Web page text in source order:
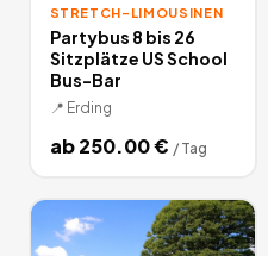
STRETCH-LIMOUSINEN
Partybus 8 bis 26
Sitzplätze US School
Bus-Bar
📍 Erding
ab250.00€ / Tag